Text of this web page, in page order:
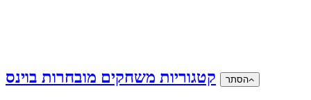
קטגוריות משחקים מובחרות בוינס הסתר